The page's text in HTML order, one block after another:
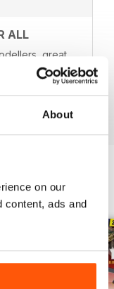
About
on our
content, ads and
ALL
great
and context
22 novembre 2018
Visualizza tutti